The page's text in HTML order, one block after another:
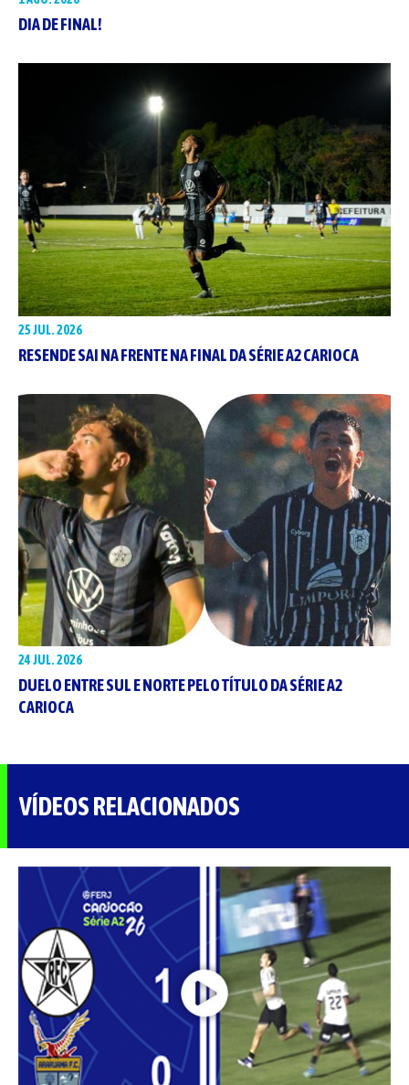
DIA DE FINAL!
25 JUL. 2026
RESENDE SAI NA FRENTE NA FINAL DA SÉRIE A2 CARIOCA
24 JUL. 2026
DUELO ENTRE SUL E NORTE PELO TÍTULO DA SÉRIE A2
CARIOCA
VÍDEOS RELACIONADOS